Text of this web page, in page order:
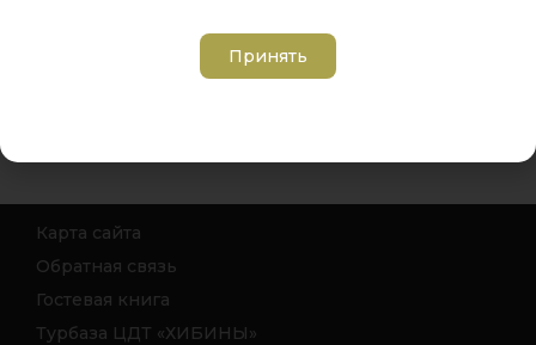
образовательных
потребностей»
Карта сайта
Обратная связь
Гостевая книга
Турбаза ЦДТ «ХИБИНЫ»
Принять